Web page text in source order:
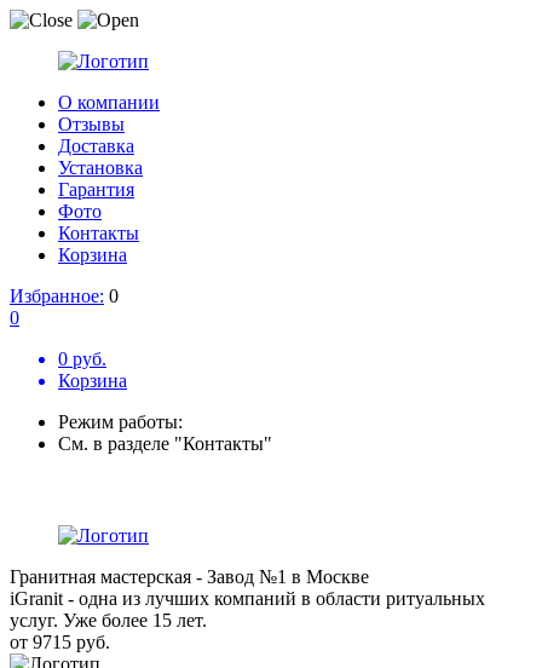
О компании
Отзывы
Доставка
Установка
Гарантия
Фото
Контакты
Корзина
Избранное: 0
0
0 руб.
Корзина
Режим работы:
См. в разделе "Контакты"
Гранитная мастерская - Завод №1 в Москве
iGranit - одна из лучших компаний в области ритуальных
услуг. Уже более 15 лет.
от 9715 руб.